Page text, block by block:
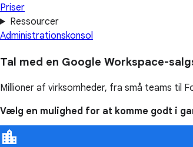
Priser
Ressourcer
Administrationskonsol
Tal med en Google Workspace-
Millioner af virksomheder, fra små teams til
Vælg en mulighed for at komme godt i